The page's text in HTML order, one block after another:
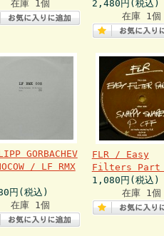
在庫 1個
2,480円(税込)
在庫 1個
GORBACHEV
/ LF RMX
円(税込)
在庫 1個
FLR / Easy
Filters Part
1,080円(税込)
在庫 1個